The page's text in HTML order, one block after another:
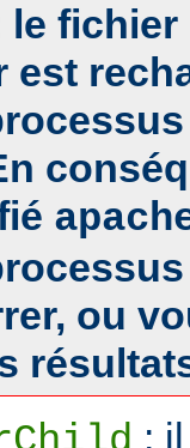
le
est
ou
: